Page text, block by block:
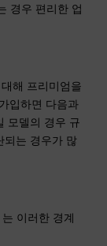
경우 편리한 업
해 프리미엄을
입하면 다음과
모델의 경우 규
되는 경우가 많
는 이러한 경계